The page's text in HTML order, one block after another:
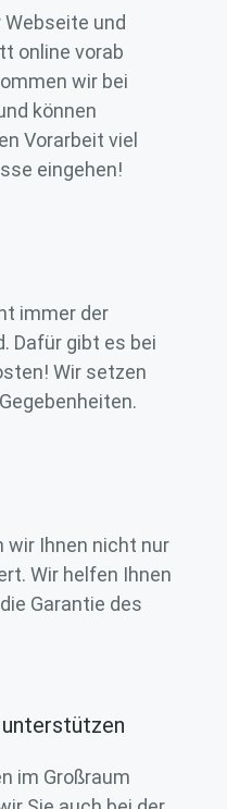
und
online vorab
wir bei
können
Vorarbeit viel
eingehen!
immer der
Dafür gibt es bei
Wir setzen
wir Ihnen nicht nur
Wir helfen Ihnen
Garantie des
im Großraum